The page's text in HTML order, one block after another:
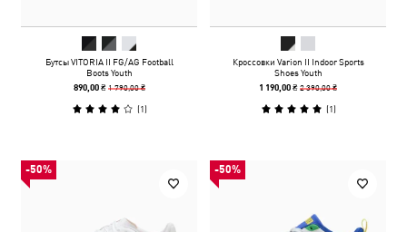
Бутсы VITORIA II FG/AG Football
Boots Youth
890,00 ₴ 1 790,00 ₴
(1)
Кроссовки Varion II Indoor Sports
Shoes Youth
1 190,00 ₴2 390,00 ₴
(1)
-50% -50%